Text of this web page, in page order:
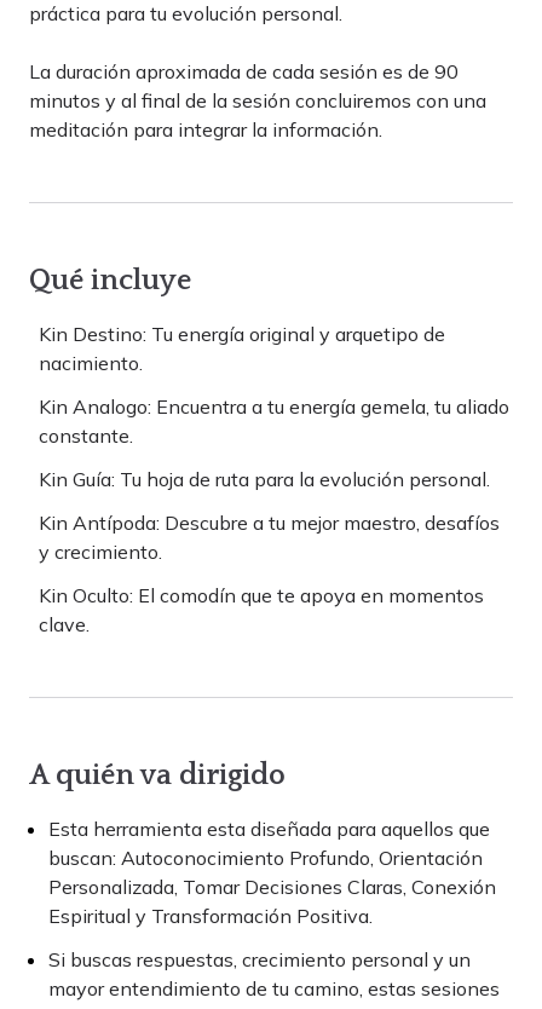
práctica para tu evolución personal.
La duración aproximada de cada sesión es de 90
minutos y al final de la sesión concluiremos con una
meditación para integrar la información.
Qué incluye
Kin Destino: Tu energía original y arquetipo de
nacimiento.
Kin Analogo: Encuentra a tu energía gemela, tu aliado
constante.
Kin Guía: Tu hoja de ruta para la evolución personal.
Kin Antípoda: Descubre a tu mejor maestro, desafíos
y crecimiento.
Kin Oculto: El comodín que te apoya en momentos
clave.
A quién va dirigido
Esta herramienta esta diseñada para aquellos que
buscan: Autoconocimiento Profundo, Orientación
Personalizada, Tomar Decisiones Claras, Conexión
Espiritual y Transformación Positiva.
Si buscas respuestas, crecimiento personal y un
mayor entendimiento de tu camino, estas sesiones